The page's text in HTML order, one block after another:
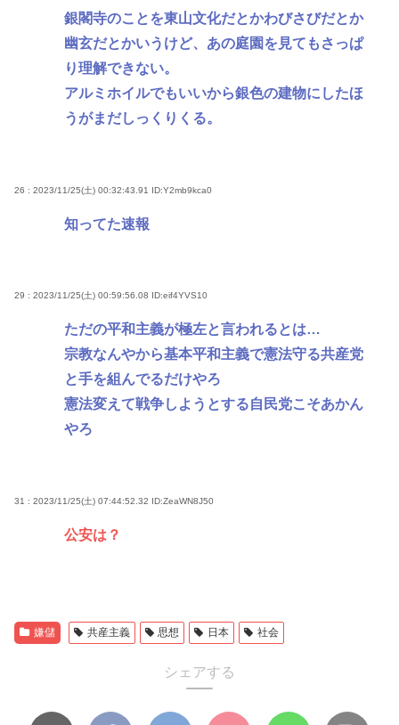
銀閣寺のことを東山文化だとかわびさびだとか
幽玄だとかいうけど、あの庭園を見てもさっぱ
り理解できない。
アルミホイルでもいいから銀色の建物にしたほ
うがまだしっくりくる。
26 : 2023/11/25(土) 00:32:43.91 ID:Y2mb9kca0
知ってた速報
29 : 2023/11/25(土) 00:59:56.08 ID:eif4YVS10
ただの平和主義が極左と言われるとは…
宗教なんやから基本平和主義で憲法守る共産党
と手を組んでるだけやろ
憲法変えて戦争しようとする自民党こそあかん
やろ
31 : 2023/11/25(土) 07:44:52.32 ID:ZeaWN8J50
公安は？
嫌儲 共産主義 思想 日本 社会
シェアする